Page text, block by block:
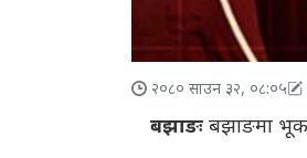
२०८० साउन ३२, ०८:०५
बझाङःबझाङमा